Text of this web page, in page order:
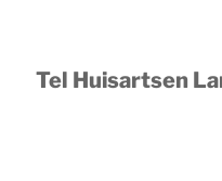
Tel Huisartsen